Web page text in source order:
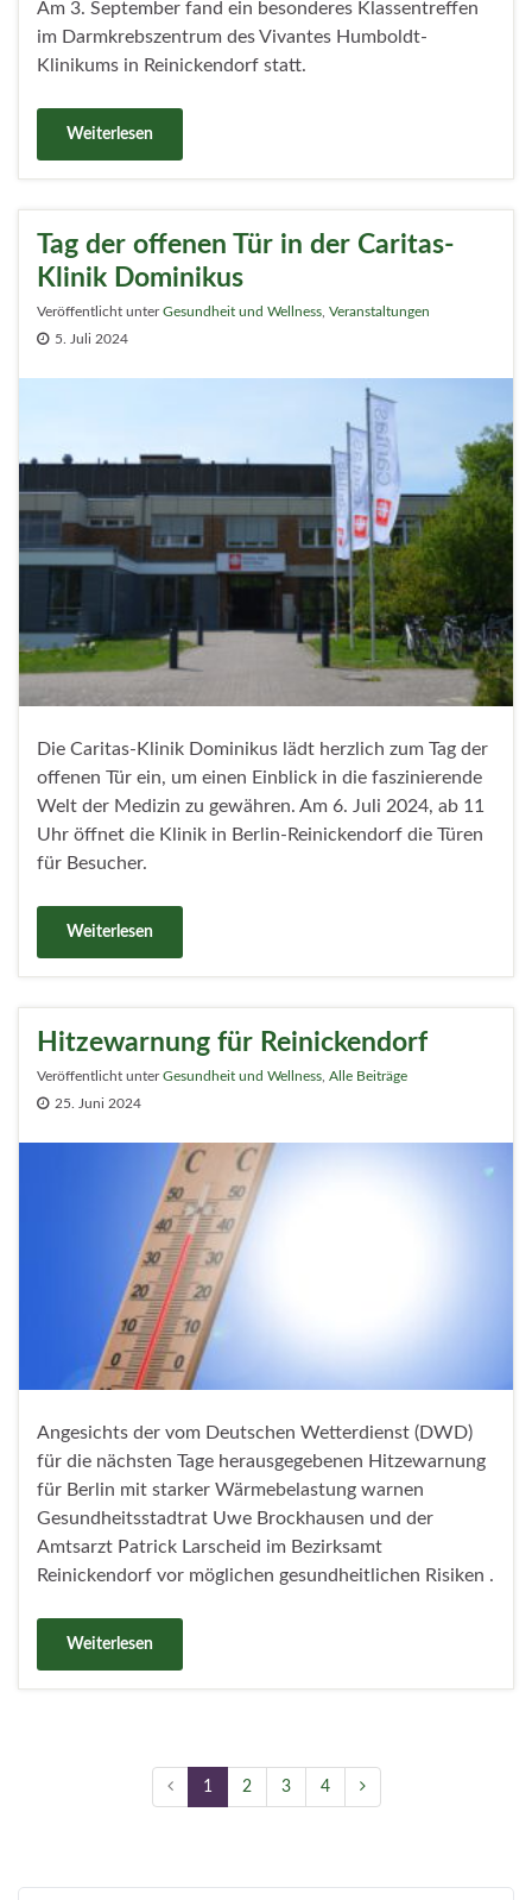
Am 3. September fand ein besonderes Klassentreffen
im Darmkrebszentrum des Vivantes Humboldt-
Klinikums in Reinickendorf statt.
Weiterlesen
Tag der offenen Tür in der Caritas-
Klinik Dominikus
Veröffentlicht unterGesundheit und Wellness, Veranstaltungen
5. Juli 2024
Die Caritas-Klinik Dominikus lädt herzlich zum Tag der
offenen Tür ein, um einen Einblick in die faszinierende
Welt der Medizin zu gewähren. Am 6. Juli 2024, ab 11
Uhr öffnet die Klinik in Berlin-Reinickendorf die Türen
für Besucher.
Weiterlesen
Hitzewarnung für Reinickendorf
Veröffentlicht unterGesundheit und Wellness, Alle Beiträge
25. Juni 2024
Angesichts der vom Deutschen Wetterdienst (DWD)
für die nächsten Tage herausgegebenen Hitzewarnung
für Berlin mit starker Wärmebelastung warnen
Gesundheitsstadtrat Uwe Brockhausen und der
Amtsarzt Patrick Larscheid im Bezirksamt
Reinickendorf vor möglichen gesundheitlichen Risiken .
Weiterlesen
1 2 3 4